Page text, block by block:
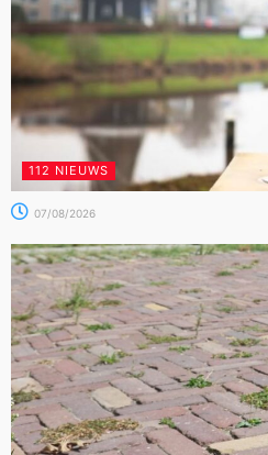
112 NIEUWS
07/08/2026